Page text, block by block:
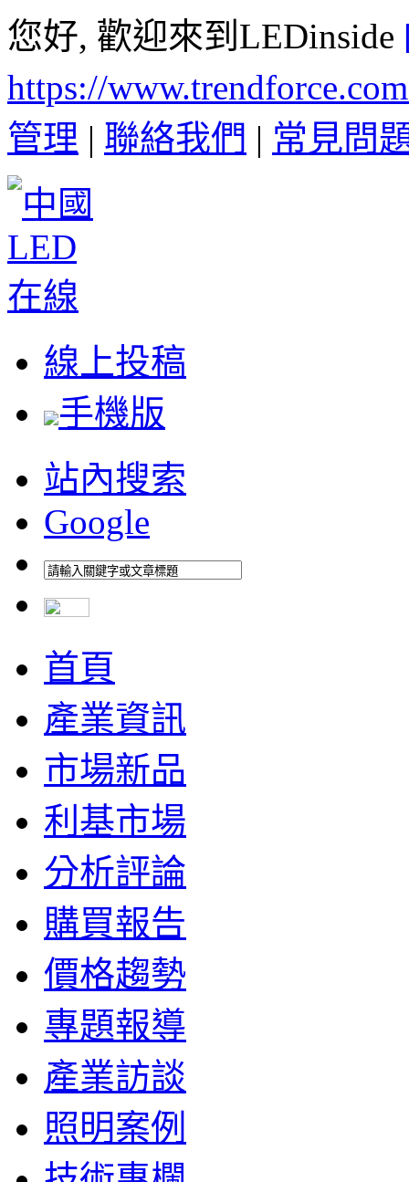
您好, 歡迎來到LEDinside
https://
管理 | 聯絡我們 | 常見問
線上投稿
手機版
站內搜索
Google
首頁
產業資訊
市場新品
利基市場
分析評論
購買報告
價格趨勢
專題報導
產業訪談
照明案例